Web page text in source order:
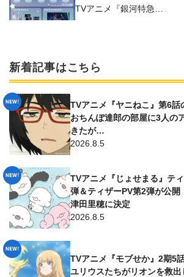
TVアニメ『銀河特急…
新着記事はこちら
TVアニメ『ヤニねこ』第6
おちんぽ達郎の部屋に3人の
きたが…
2026.8.5
TVアニメ『じょせまる』テ
弾＆ティザーPV第2弾が公
津田里穂に決定
2026.8.5
TVアニメ『モブせか』2期5
ユリウスたちがリオンを救